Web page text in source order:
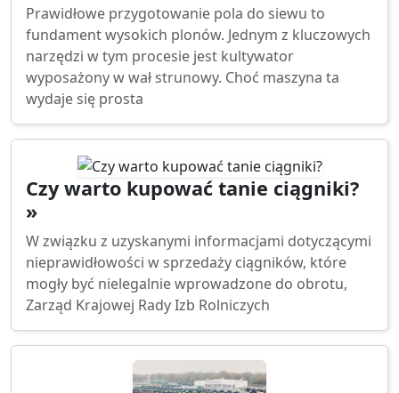
Prawidłowe przygotowanie pola do siewu to
fundament wysokich plonów. Jednym z kluczowych
narzędzi w tym procesie jest kultywator
wyposażony w wał strunowy. Choć maszyna ta
wydaje się prosta
Czy warto kupować tanie ciągniki?
»
W związku z uzyskanymi informacjami dotyczącymi
nieprawidłowości w sprzedaży ciągników, które
mogły być nielegalnie wprowadzone do obrotu,
Zarząd Krajowej Rady Izb Rolniczych